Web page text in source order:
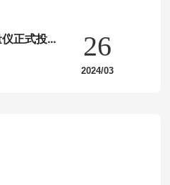
正式投入
26
2024/03